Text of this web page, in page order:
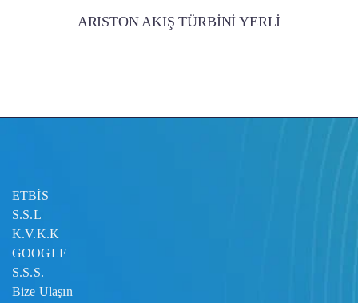
ARISTON AKIŞ TÜRBİNİ YERLİ
ETBİS
S.S.L
K.V.K.K
GOOGLE
S.S.S.
Bize Ulaşın